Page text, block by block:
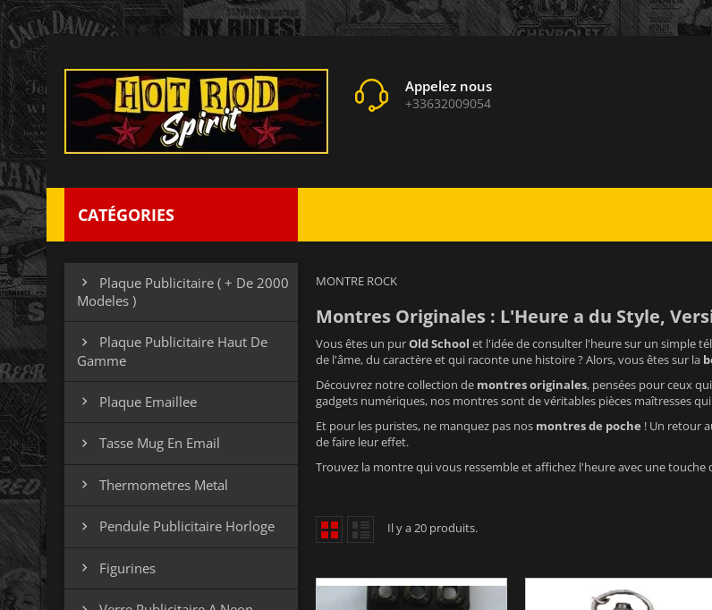
Appelez nous
+33632009054
CATÉGORIES

Plaque Publicitaire ( + De 2000
Modeles )

Plaque Publicitaire Haut De
Gamme
 Plaque Emaillee
 Tasse Mug En Email
 Thermometres Metal
 Pendule Publicitaire Horloge
 Figurines
MONTRE ROCK
Montres Originales : L'Heure a du Style,
Vous êtes un purOld School et l'idée de consulter l'heure sur un simple
de l'âme, du caractère et qui raconte une histoire ? Alors, vous êtes sur la
Découvrez notre collection de montres originales, pensées pour ceux
gadgets numériques, nos montres sont de véritables pièces maîtresses
Et pour les puristes, ne manquez pas nos montres de poche ! Un retour
de faire leur effet.
Trouvez la montre qui vous ressemble et affichez l'heure avec une
Il y a 20 produits.